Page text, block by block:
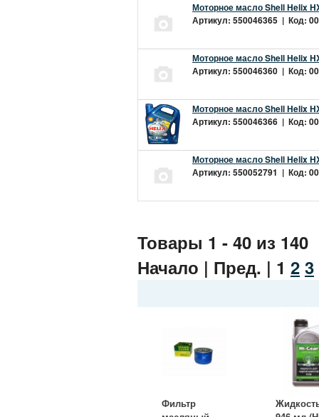
Моторное масло Shell Helix
Артикул: 550046365 | Код:
Моторное масло Shell Helix
Артикул: 550046360 | Код:
Моторное масло Shell Helix
Артикул: 550046366 | Код:
Моторное масло Shell Helix
Артикул: 550052791 | Код:
Товары 1 - 40 из 140
Начало | Пред. | 1 2 3
Фильтр